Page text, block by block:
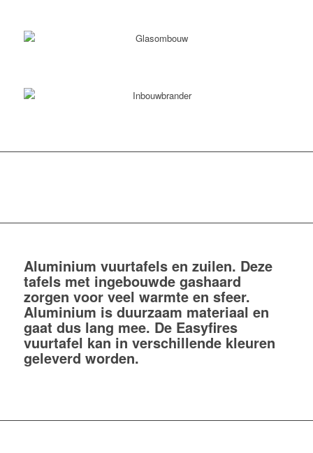
Aluminium vuurtafels en zuilen. Deze
tafels met ingebouwde gashaard
zorgen voor veel warmte en sfeer.
Aluminium is duurzaam materiaal en
gaat dus lang mee. De Easyfires
vuurtafel kan in verschillende kleuren
geleverd worden.